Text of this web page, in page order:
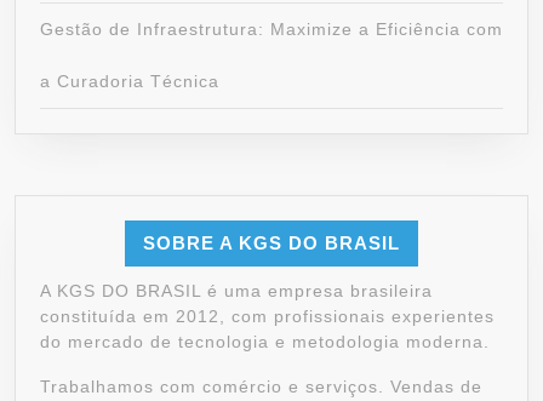
Gestão de Infraestrutura: Maximize a Eficiência com
a Curadoria Técnica
SOBRE A KGS DO BRASIL
A KGS DO BRASIL é uma empresa brasileira
constituída em 2012, com profissionais experientes
do mercado de tecnologia e metodologia moderna.
Trabalhamos com comércio e serviços. Vendas de